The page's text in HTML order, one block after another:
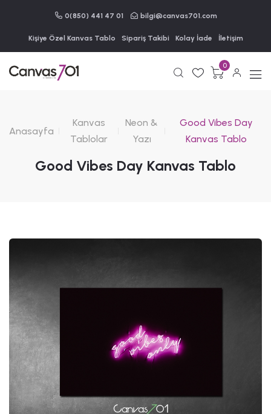
0(850) 441 47 01 bilgi@canvas701.com
Kişiye Özel Kanvas Tablo Sipariş Takibi Kolay İade İletişim
0
Anasayfa
Kanvas
Tablolar
Neon &
Yazı
Good Vibes Day
Kanvas Tablo
Good Vibes Day Kanvas Tablo